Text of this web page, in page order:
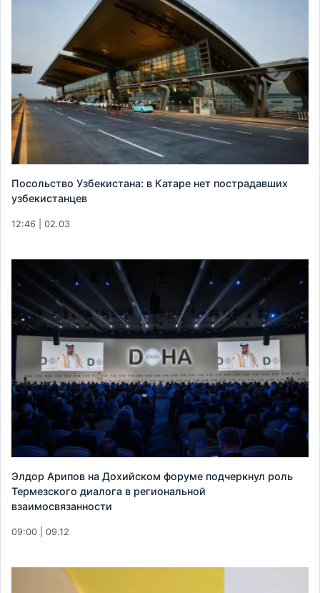
Посольство Узбекистана: в Катаре нет пострадавших
узбекистанцев
12:46 | 02.03
Элдор Арипов на Дохийском форуме подчеркнул роль
Термезского диалога в региональной
взаимосвязанности
09:00 | 09.12